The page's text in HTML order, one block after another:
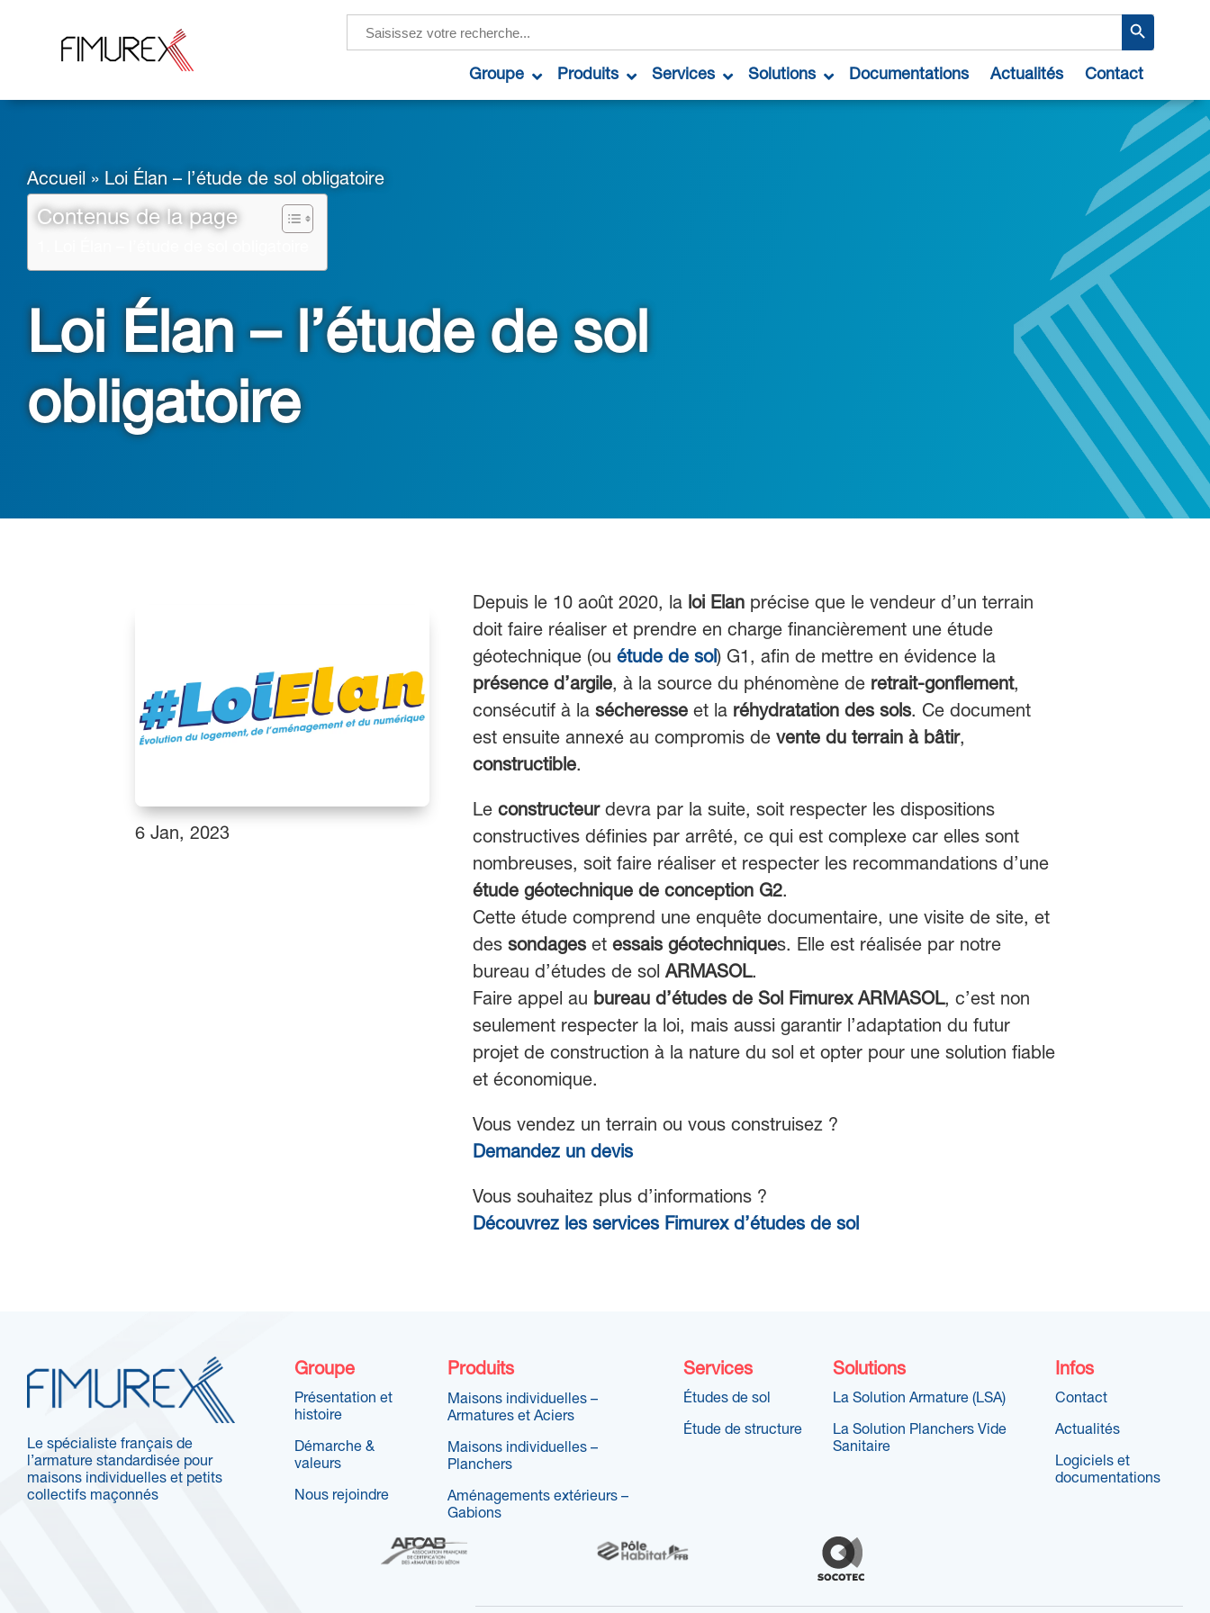
for:
Search Button
Groupe Produits Services Solutions Documentations Actualités Contact
Accueil » Loi Élan – l’étude de sol obligatoire
Contenus de la page
Loi Élan – l’étude de sol
obligatoire
6 Jan, 2023
Depuis le 10 août 2020, la loi Elanprécise que le vendeur d’un terrain
doit faire réaliser et prendre en charge financièrement une étude
géotechnique (ou étude de sol ) G1, afin de mettre en évidence la
présence d’argile, à la source du phénomène de retrait-gonflement,
consécutif à la sécheresseet la réhydratation des sols. Ce document
est ensuite annexé au compromis de vente du terrain à bâtir,
constructible.
Le constructeurdevra par la suite, soit respecter les dispositions
constructives définies par arrêté, ce qui est complexe car elles sont
nombreuses, soit faire réaliser et respecter les recommandations d’une
étude géotechnique de conception G2.
Cette étude comprend une enquête documentaire, une visite de site, et
des sondageset essais géotechniques. Elle est réalisée par notre
bureau d’études de solARMASOL.
Faire appel au
bureau d’études de Sol Fimurex ARMASOL, c’est non
seulement respecter la loi, mais aussi garantir l’adaptation du futur
projet de construction à la nature du sol et opter pour une solution fiable
et économique.
Vous vendez un terrain ou vous construisez ?
Demandez un devis
Vous souhaitez plus d’informations ?
Découvrez les services Fimurex d’études de sol
Le spécialiste français de
l’armature standardisée pour
maisons individuelles et petits
collectifs maçonnés
Groupe
Présentation et
histoire
Démarche &
valeurs
Nous rejoindre
Produits
Maisons individuelles –
Armatures et Aciers
Maisons individuelles –
Planchers
Aménagements extérieurs –
Gabions
Services
Études de sol
Étude de structure
Solutions
La Solution Armature (LSA)
La Solution Planchers Vide
Sanitaire
Infos
Contact
Actualités
Logiciels et
documentations